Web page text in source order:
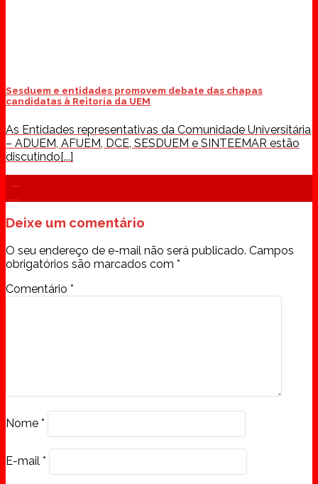
Sesduem e entidades promovem debate das chapas
candidatas à Reitoria da UEM
As Entidades representativas da Comunidade Universitária
– ADUEM, AFUEM, DCE, SESDUEM e SINTEEMAR estão
discutindo[...]
Deixe um comentário
O seu endereço de e-mail não será publicado. Campos
obrigatórios são marcados com *
Comentário *
Nome *
E-mail *